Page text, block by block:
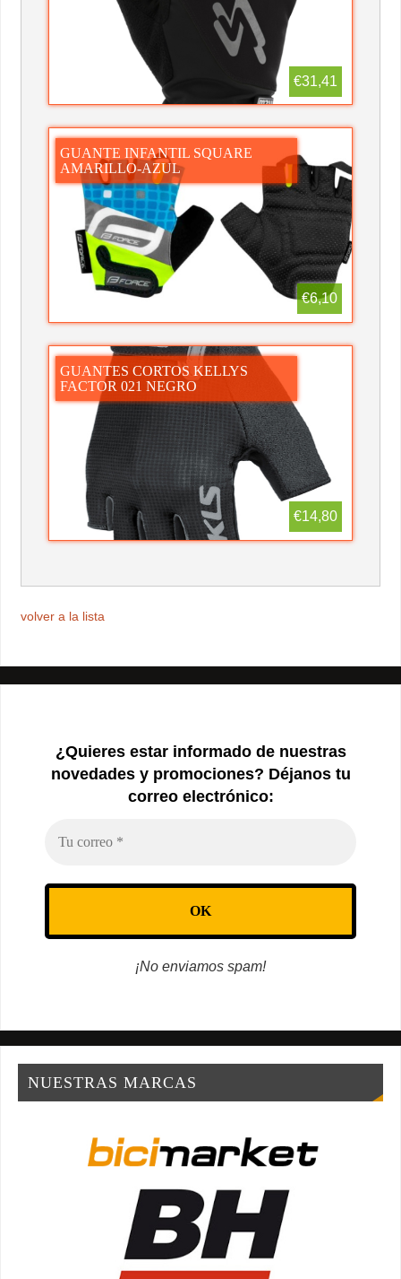
€31,41
GUANTE INFANTIL SQUARE
AMARILLO-AZUL
€6,10
GUANTES CORTOS KELLYS
FACTOR 021 NEGRO
€14,80
volver a la lista
¿Quieres estar informado de nuestras
novedades y promociones? Déjanos tu
correo electrónico:
¡No enviamos spam!
NUESTRAS MARCAS